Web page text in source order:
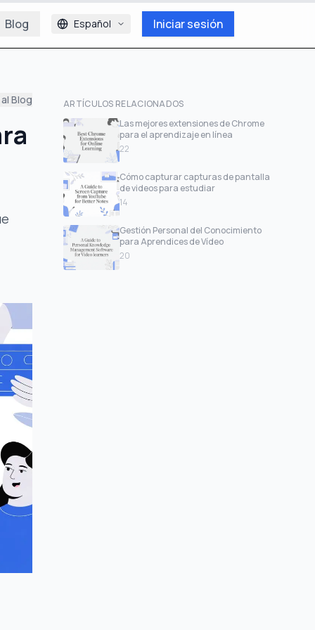
Blog Español Iniciar sesión
Blog
ARTÍCULOS RELACIONADOS
Las mejores extensiones de Chrome
para el aprendizaje en línea
22
Cómo capturar capturas de pantalla
de videos para estudiar
14
Gestión Personal del Conocimiento
para Aprendices de Vídeo
20